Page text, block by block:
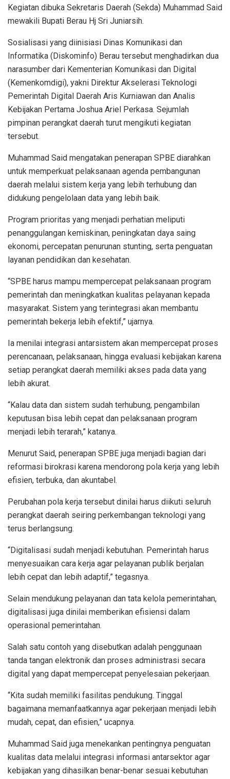
Kegiatan dibuka Sekretaris Daerah (Sekda) Muhammad Said
mewakili Bupati Berau Hj Sri Juniarsih.
Sosialisasi yang diinisiasi Dinas Komunikasi dan
Informatika (Diskominfo) Berau tersebut menghadirkan dua
narasumber dari Kementerian Komunikasi dan Digital
(Kemenkomdigi), yakni Direktur Akselerasi Teknologi
Pemerintah Digital Daerah Aris Kurniawan dan Analis
Kebijakan Pertama Joshua Ariel Perkasa. Sejumlah
pimpinan perangkat daerah turut mengikuti kegiatan
tersebut.
Muhammad Said mengatakan penerapan SPBE diarahkan
untuk memperkuat pelaksanaan agenda pembangunan
daerah melalui sistem kerja yang lebih terhubung dan
didukung pengelolaan data yang lebih baik.
Program prioritas yang menjadi perhatian meliputi
penanggulangan kemiskinan, peningkatan daya saing
ekonomi, percepatan penurunan stunting, serta penguatan
layanan pendidikan dan kesehatan.
“SPBE harus mampu mempercepat pelaksanaan program
pemerintah dan meningkatkan kualitas pelayanan kepada
masyarakat. Sistem yang terintegrasi akan membantu
pemerintah bekerja lebih efektif,” ujarnya.
Ia menilai integrasi antarsistem akan mempercepat proses
perencanaan, pelaksanaan, hingga evaluasi kebijakan karena
setiap perangkat daerah memiliki akses pada data yang
lebih akurat.
“Kalau data dan sistem sudah terhubung, pengambilan
keputusan bisa lebih cepat dan pelaksanaan program
menjadi lebih terarah,” katanya.
Menurut Said, penerapan SPBE juga menjadi bagian dari
reformasi birokrasi karena mendorong pola kerja yang lebih
efisien, terbuka, dan akuntabel.
Perubahan pola kerja tersebut dinilai harus diikuti seluruh
perangkat daerah seiring perkembangan teknologi yang
terus berlangsung.
“Digitalisasi sudah menjadi kebutuhan. Pemerintah harus
menyesuaikan cara kerja agar pelayanan publik berjalan
lebih cepat dan lebih adaptif,” tegasnya.
Selain mendukung pelayanan dan tata kelola pemerintahan,
digitalisasi juga dinilai memberikan efisiensi dalam
operasional pemerintahan.
Salah satu contoh yang disebutkan adalah penggunaan
tanda tangan elektronik dan proses administrasi secara
digital yang dapat mempercepat penyelesaian pekerjaan.
“Kita sudah memiliki fasilitas pendukung. Tinggal
bagaimana memanfaatkannya agar pekerjaan menjadi lebih
mudah, cepat, dan efisien,” ucapnya.
Muhammad Said juga menekankan pentingnya penguatan
kualitas data melalui integrasi informasi antarsektor agar
kebijakan yang dihasilkan benar-benar sesuai kebutuhan